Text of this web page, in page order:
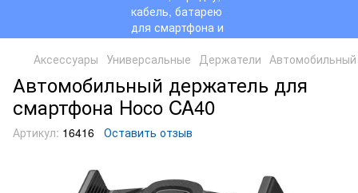
Аксессуары Универсальные Держатели
Автомобильный держатель для
смартфона Hoco CA40
Артикул: 16416 Оставить отзыв